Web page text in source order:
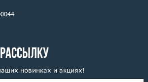
новинках и акциях!